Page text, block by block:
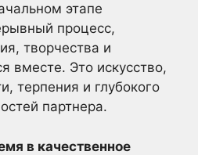
этапе
процесс,
творчества и
вместе. Это искусство,
терпения и глубокого
партнера.
в качественное